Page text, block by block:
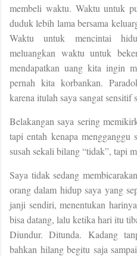
membeli waktu. Waktu untuk
duduk lebih lama bersama
Waktu untuk mencintai
meluangkan waktu untuk
mendapatkan uang kita ingin
pernah kita korbankan.
karena itulah saya sangat sensitif
Belakangan saya sering
tapi entah kenapa mengganggu
susah sekali bilang “tidak”, tapi
Saya tidak sedang
orang dalam hidup saya yang
janji sendiri, menentukan
bisa datang, lalu ketika hari itu
Diundur. Ditunda. Kadang
bahkan hilang begitu saja